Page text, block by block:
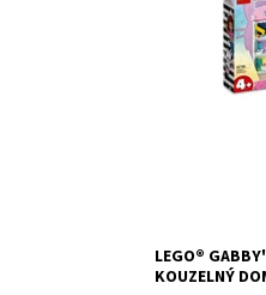
Gábinin
až po střechu!
Dostupnost:
LEGO®
KOUZELNÝ